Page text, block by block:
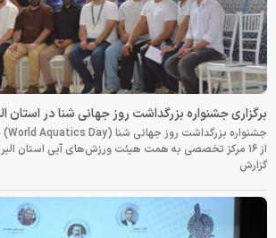
برگزاری جشنواره بزرگداشت روز جهانی شنا در استان
از ۱۶ مرکز تخصصی به همت هیئت ورزش‌های آبی استان
گزارش